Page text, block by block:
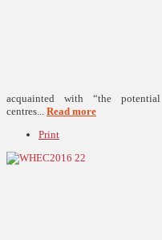
acquainted with “the
centres... Read more
Print